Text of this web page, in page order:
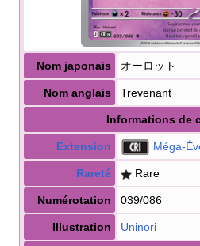
Nom japonais オーロット
Nom anglais Trevenant
Informations de
Extension Méga-
Rareté Rare
Numérotation 039/086
Illustration Uninori